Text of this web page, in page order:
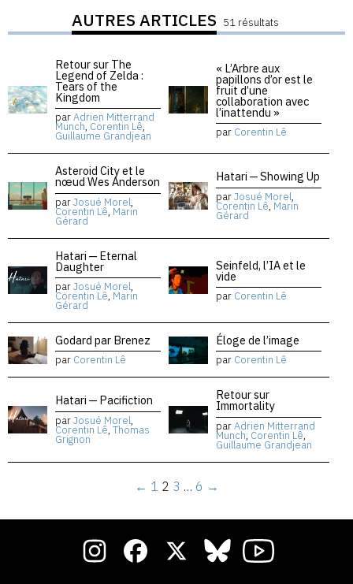
AUTRES ARTICLES 51 résultats
Retour sur The
Legend of Zelda :
Tears of the
Kingdom
parAdrien Mitterrand
Munch, Corentin Lê,
Guillaume Grandjean
« L’Arbre aux
papillons d’or est le
fruit d’une
collaboration avec
l’inattendu »
par Corentin Lê
Asteroid City et le
nœud Wes Anderson
parJosué Morel,
Corentin Lê, Marin
Gérard
Hatari — Showing Up
parJosué Morel,
Corentin Lê, Marin
Gérard
Hatari — Eternal
Daughter
parJosué Morel,
Corentin Lê, Marin
Gérard
Seinfeld, l’IA et le
vide
par Corentin Lê
Godard par Brenez
par Corentin Lê
Éloge de l’image
par Corentin Lê
Hatari — Pacifiction
parJosué Morel,
Corentin Lê, Thomas
Grignon
Retour sur
Immortality
parAdrien Mitterrand
Munch, Corentin Lê,
Guillaume Grandjean
← 1 2 3 … 6 →